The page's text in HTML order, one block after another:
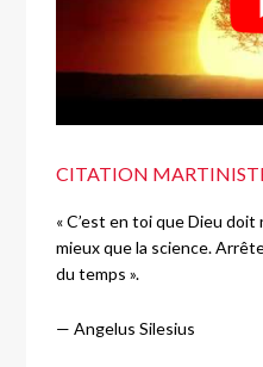
CITATION
« C’est en toi que Dieu doit
mieux que la science.
du temps ».
—Angelus Silesius